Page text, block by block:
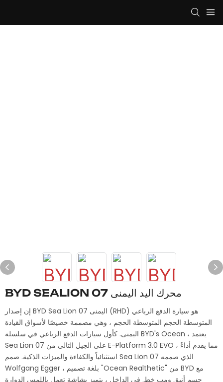
BYD SEALION 07 محرك اليد اليمنى
إن إصدار BYD Sea Lion 07 اليمنى (RHD) هو سيارة الدفع الرباعي
المتوسطة الحجم المتوسطة الحجم ، وهي مصممة خصيصًا لأسواق القيادة
اليمنى. كأول سيارات الدفع الرباعي في سلسلة BYD's Ocean ، يعتمد
Sea Lion 07 على الجيل التالي من E-Platform 3.0 EVO ، مما يقدم أداءً
استثنائياً والكفاءة والميزات الذكية. صمم Sea Lion 07 الذي صممه
Wolfgang Egger ، بلغة تصميم "Ocean Realthetic" من BYD مع
جسم أنيق ومب خط. في الداخل ، يتميز بشاشة تعمل باللمس الدوارة